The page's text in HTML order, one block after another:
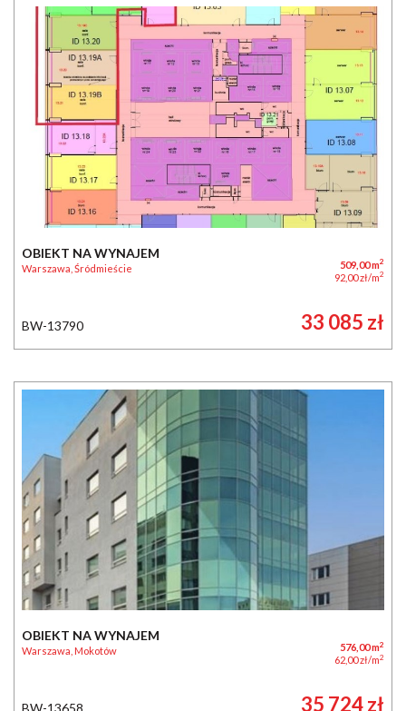
OBIEKT NA WYNAJEM
Warszawa, Śródmieście 509,00 m2
92,00 zł/m2
BW-13790 33 085 zł
OBIEKT NA WYNAJEM
Warszawa, Mokotów 576,00 m2
62,00 zł/m2
35 724 zł